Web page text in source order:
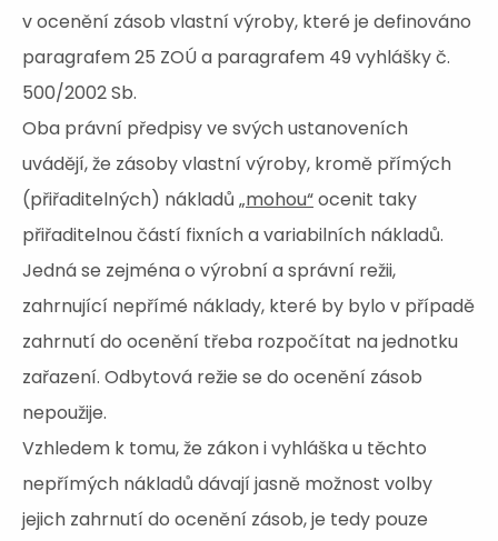
v ocenění zásob vlastní výroby, které je definováno
paragrafem 25 ZOÚ a paragrafem 49 vyhlášky č.
500/2002 Sb.
Oba právní předpisy ve svých ustanoveních
uvádějí, že zásoby vlastní výroby, kromě přímých
(přiřaditelných) nákladů „mohou“ocenit taky
přiřaditelnou částí fixních a variabilních nákladů.
Jedná se zejména o výrobní a správní režii,
zahrnující nepřímé náklady, které by bylo v případě
zahrnutí do ocenění třeba rozpočítat na jednotku
zařazení. Odbytová režie se do ocenění zásob
nepoužije.
Vzhledem k tomu, že zákon i vyhláška u těchto
nepřímých nákladů dávají jasně možnost volby
jejich zahrnutí do ocenění zásob, je tedy pouze